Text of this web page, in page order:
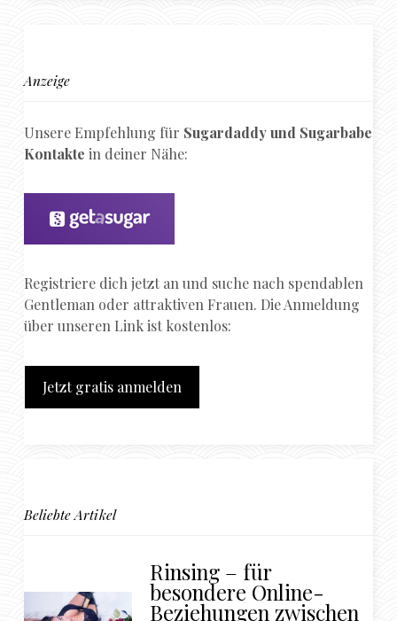
Anzeige
Unsere Empfehlung für Sugardaddy und Sugarbabe
Kontakte in deiner Nähe:
Registriere dich jetzt an und suche nach spendablen
Gentleman oder attraktiven Frauen. Die Anmeldung
über unseren Link ist kostenlos:
Jetzt gratis anmelden
Beliebte Artikel
Rinsing – für
besondere Online-
Beziehungen zwischen